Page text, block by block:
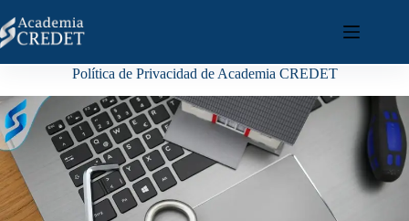
Política de Privacidad de Academia CREDET